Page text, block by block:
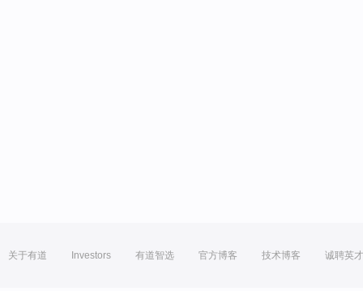
关于有道 Investors 有道智选 官方博客 技术博客 诚聘英才